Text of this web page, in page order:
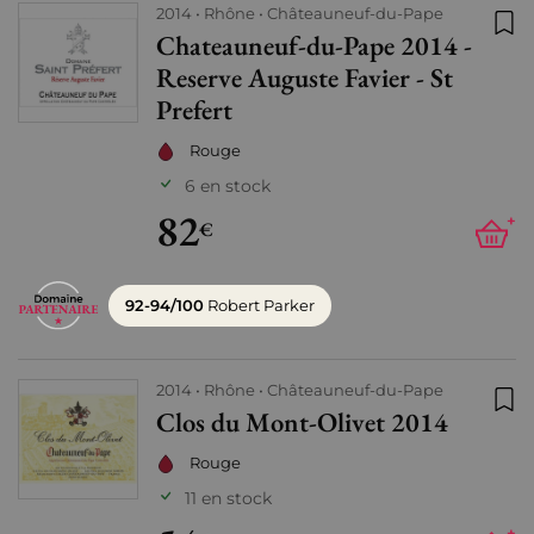
2014 Rhône Châteauneuf-du-Pape
Chateauneuf-du-Pape 2014 -
Reserve Auguste Favier - St
Prefert
Rouge
6 en stock
82€ +
92-94/100 Robert Parker
2014 Rhône Châteauneuf-du-Pape
Clos du Mont-Olivet 2014
Rouge
11 en stock